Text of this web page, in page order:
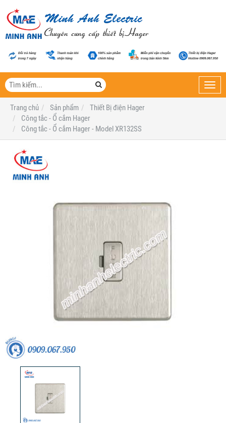
Trang chủ
Sản phẩm
Thiết Bị điện Hager
Công tắc - Ổ cắm Hager
Công tắc - Ổ cắm Hager - Model XR132SS